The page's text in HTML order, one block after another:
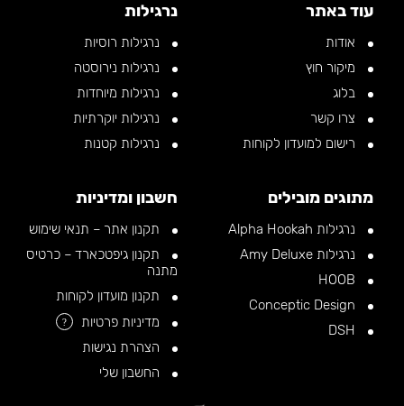
עוד באתר
אודות
מיקור חוץ
בלוג
צרו קשר
רישום למועדון לקוחות
נרגילות
נרגילות רוסיות
נרגילות נירוסטה
נרגילות מיוחדות
נרגילות יוקרתיות
נרגילות קטנות
מתוגים מובילים
נרגילות Alpha Hookah
נרגילות Amy Deluxe
חשבון ומדיניות
תקנון אתר – תנאי שימוש
תקנון גיפטכארד – כרטיס
מתנה
תקנון מועדון לקוחות
מדיניות פרטיות
?
הצהרת נגישות
החשבון שלי